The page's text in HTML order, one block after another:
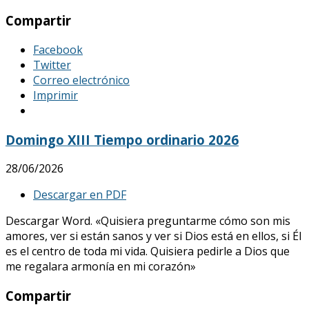
Compartir
Facebook
Twitter
Correo electrónico
Imprimir
Domingo XIII Tiempo ordinario 2026
28/06/2026
Descargar en PDF
Descargar Word. «Quisiera preguntarme cómo son mis
amores, ver si están sanos y ver si Dios está en ellos, si Él
es el centro de toda mi vida. Quisiera pedirle a Dios que
me regalara armonía en mi corazón»
Compartir